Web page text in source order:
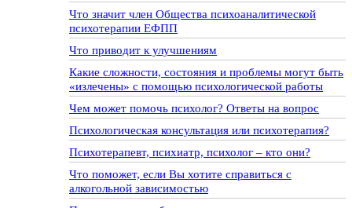
Что значит член Общества психоаналитической
психотерапии ЕФПП
Что приводит к улучшениям
Какие сложности, состояния и проблемы могут быть
«излечены» с помощью психологической работы
Чем может помочь психолог? Ответы на вопрос
Психологическая консультация или психотерапия?
Психотерапевт, психиатр, психолог – кто они?
Что поможет, если Вы хотите справиться с
алкогольной зависимостью